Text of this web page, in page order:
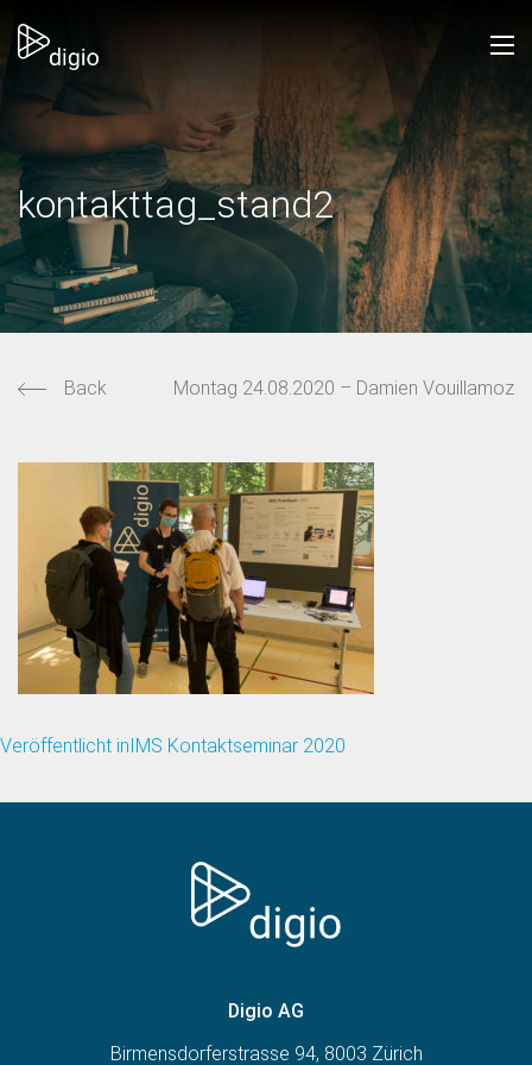
kontakttag_stand2
Back Montag 24.08.2020 – Damien Vouillamoz
Beitragsnavigation
Veröffentlicht inIMS Kontaktseminar 2020
Digio AG
Birmensdorferstrasse 94, 8003 Zürich